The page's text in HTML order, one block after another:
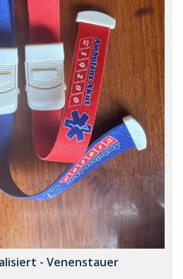
- Venenstauer